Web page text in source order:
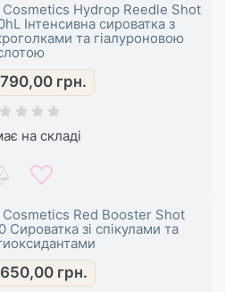
Cosmetics Hydrop Reedle Shot
Інтенсивна сироватка з
та гіалуроновою
790,00 грн.
на складі
Cosmetics Red Booster Shot
Сироватка зі спікулами та
650,00 грн.